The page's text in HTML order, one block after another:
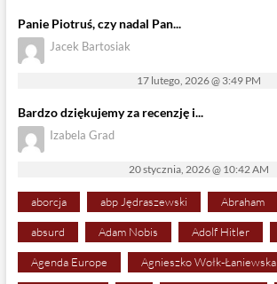
Panie Piotruś, czy nadal Pan...
Jacek Bartosiak
17 lutego, 2026 @ 3:49 PM
Bardzo dziękujemy za recenzję i...
Izabela Grad
20 stycznia, 2026 @ 10:42 AM
aborcja abp Jędraszewski Abraham
absurd Adam Nobis Adolf Hitler
Agenda Europe Agnieszko Wołk-Łaniewska